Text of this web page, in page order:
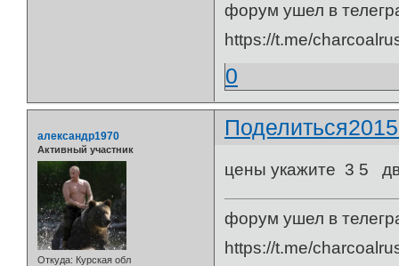
форум ушел в
https://t.me/
0
Поделиться
александр1970
Активный участник
Откуда: Курская обл
цены укажите 3 5
форум ушел в
https://t.me/